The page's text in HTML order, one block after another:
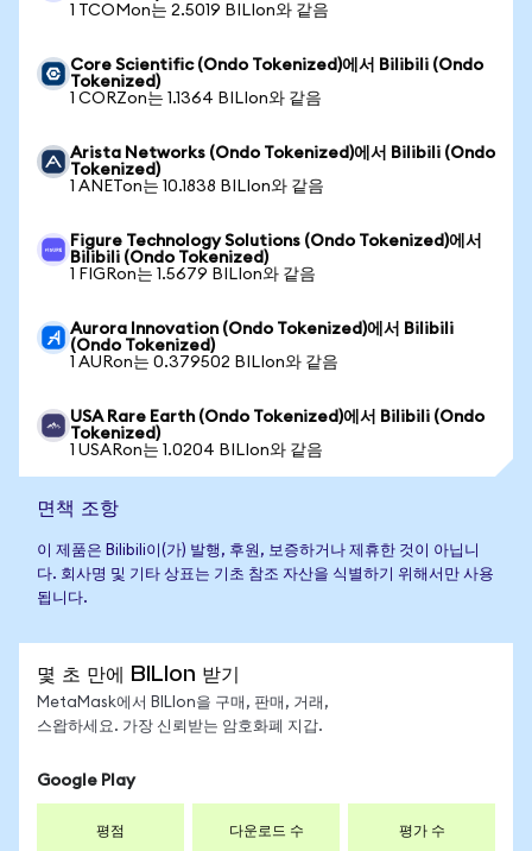
1 TCOMon는 2.5019 BILIon와 같음
Core Scientific (Ondo Tokenized)에서 Bilibili (Ondo
Tokenized)
1 CORZon는 1.1364 BILIon와 같음
Arista Networks (Ondo Tokenized)에서 Bilibili (Ondo
Tokenized)
1 ANETon는 10.1838 BILIon와 같음
Figure Technology Solutions (Ondo Tokenized)에서
Bilibili (Ondo Tokenized)
1 FIGRon는 1.5679 BILIon와 같음
Aurora Innovation (Ondo Tokenized)에서 Bilibili
(Ondo Tokenized)
1 AURon는 0.379502 BILIon와 같음
USA Rare Earth (Ondo Tokenized)에서 Bilibili (Ondo
Tokenized)
1 USARon는 1.0204 BILIon와 같음
면책 조항
이 제품은 Bilibili이(가) 발행, 후원, 보증하거나 제휴한 것이 아닙니
다. 회사명 및 기타 상표는 기초 참조 자산을 식별하기 위해서만 사용
됩니다.
몇 초 만에 BILIon 받기
MetaMask에서 BILIon을 구매, 판매, 거래,
스왑하세요. 가장 신뢰받는 암호화폐 지갑.
Google Play
평점 다운로드 수 평가 수